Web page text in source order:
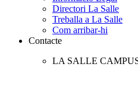
Directori La Salle
Treballa a La Salle
Com arribar-hi
Contacte
LA SALLE